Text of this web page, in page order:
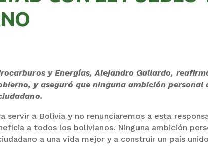
y Energías, Alejandro Gallardo,
y aseguró que ninguna ambición personal
servir a Bolivia y no renunciaremos a esta
a todos los bolivianos. Ninguna ambición
a una vida mejor y a construir un país